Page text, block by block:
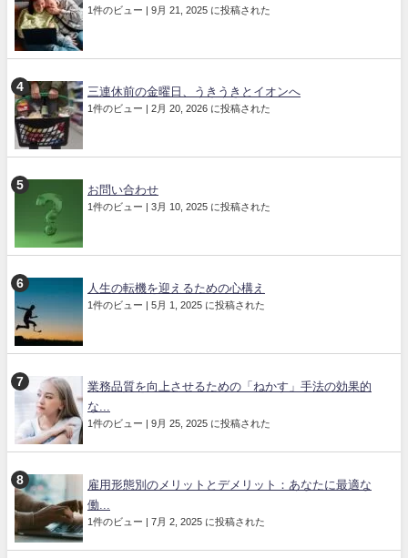
1件のビュー | 9月 21, 2025 に投稿された
三連休前の金曜日、うきうきとイオンへ
1件のビュー | 2月 20, 2026 に投稿された
お問い合わせ
1件のビュー | 3月 10, 2025 に投稿された
人生の転機を迎えるための心構え
1件のビュー | 5月 1, 2025 に投稿された
業務品質を向上させるための「ねかす」手法の効果的
な...
1件のビュー | 9月 25, 2025 に投稿された
雇用形態別のメリットとデメリット：あなたに最適な
働...
1件のビュー | 7月 2, 2025 に投稿された